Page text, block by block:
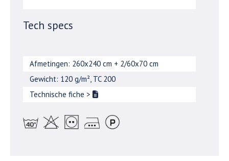
Tech specs
Afmetingen: 260x240 cm + 2/60x70 cm
Gewicht: 120 g/m², TC 200
Technische fiche >